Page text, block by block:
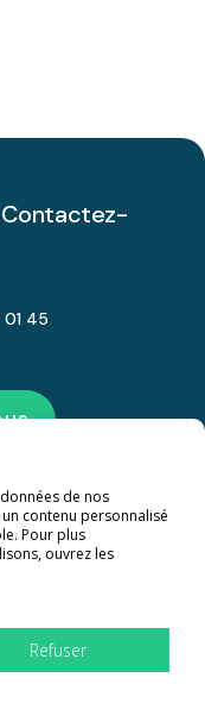
Contactez-
45
de nos
contenu personnalisé
Pour plus
ouvrez les
Refuser